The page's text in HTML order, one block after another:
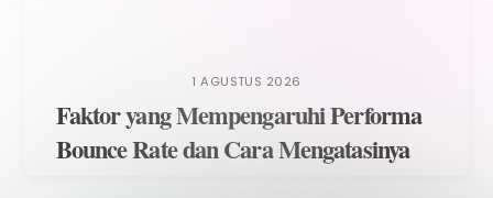
1 AGUSTUS 2026
Faktor yang Mempengaruhi Performa
Bounce Rate dan Cara Mengatasinya